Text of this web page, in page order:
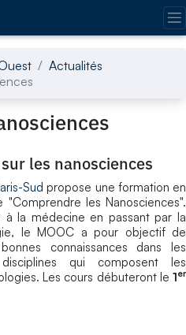
Actualités
les nanosciences
Sud propose une formation en
"Comprendre les Nanosciences".
à la médecine en passant par la
le MOOC a pour objectif de
connaissances dans les
qui composent les
Les cours débuteront le 1er